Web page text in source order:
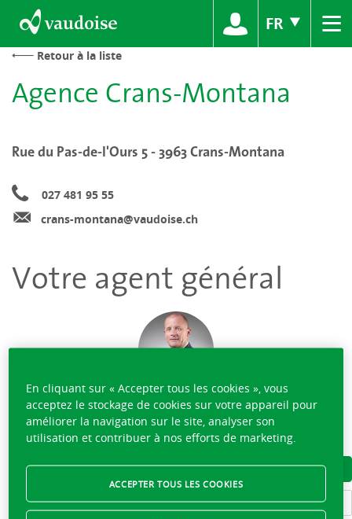
FR ≡
Retour à la liste
Agence Crans-Montana
Rue du Pas-de-l'Ours 5 - 3963 Crans-Montana
027 481 95 55
crans-montana@vaudoise.ch
Votre agent général
JÉRÔME RAUSIS
027 481 95 55
TÉLÉCHARGER LA CARTE DE VISITE
DÉCOUVRIR L'ÉQUIPE
En cliquant sur « Accepter tous les cookies », vous
acceptez le stockage de cookies sur votre appareil pour
améliorer la navigation sur le site, analyser son
utilisation et contribuer à nos efforts de marketing.
ACCEPTER TOUS LES COOKIES